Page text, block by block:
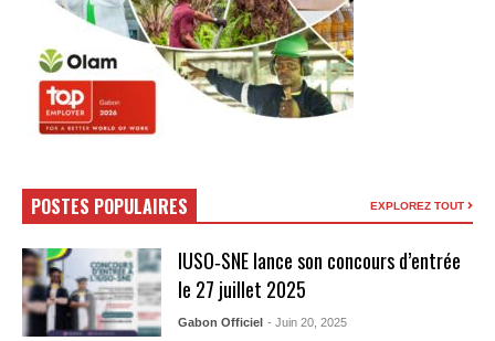
POSTES POPULAIRES EXPLOREZ TOUT
IUSO‑SNE lance son concours d’entrée
le 27 juillet 2025
Gabon Officiel - Juin 20, 2025